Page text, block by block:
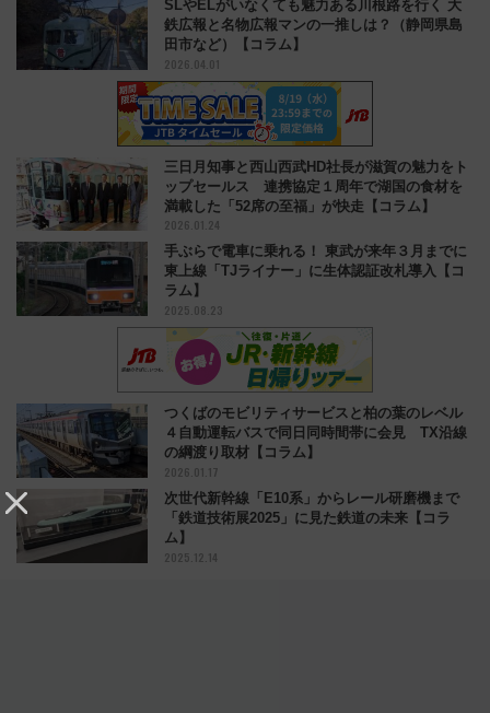
SLやELがいなくても魅力ある川根路を行く 大
鉄広報と名物広報マンの一推しは？（静岡県島
田市など）【コラム】
2026.04.01
三日月知事と西山西武HD社長が滋賀の魅力をト
ップセールス 連携協定１周年で湖国の食材を
満載した「52席の至福」が快走【コラム】
2026.01.24
手ぶらで電車に乗れる！ 東武が来年３月までに
東上線「TJライナー」に生体認証改札導入【コ
ラム】
2025.08.23
つくばのモビリティサービスと柏の葉のレベル
４自動運転バスで同日同時間帯に会見 TX沿線
の綱渡り取材【コラム】
2026.01.17
次世代新幹線「E10系」からレール研磨機まで
「鉄道技術展2025」に見た鉄道の未来【コラ
ム】
2025.12.14